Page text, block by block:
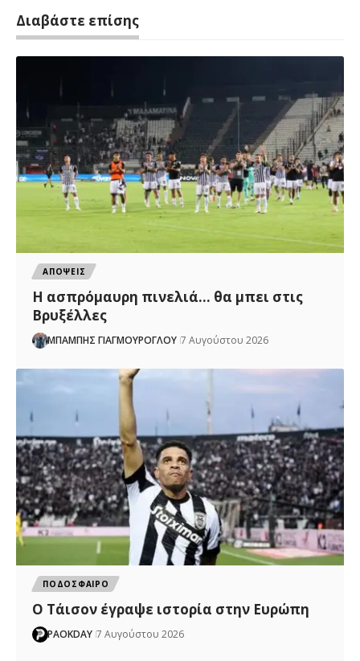
Διαβάστε επίσης
ΑΠΟΨΕΙΣ
Η ασπρόμαυρη πινελιά… θα μπει στις
Βρυξέλλες
ΜΠΑΜΠΗΣ ΓΙΑΓΜΟΥΡΟΓΛΟΥ 7 Αυγούστου 2026
ΠΟΔΟΣΦΑΙΡΟ
Ο Τάισον έγραψε ιστορία στην Ευρώπη
PAOKDAY 7 Αυγούστου 2026